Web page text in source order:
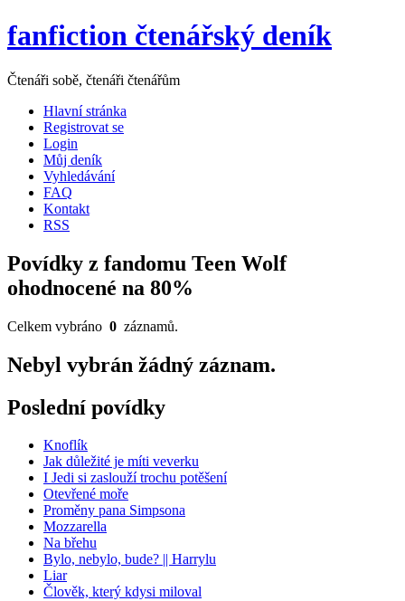
fanfiction čtenářský deník
Čtenáři sobě, čtenáři čtenářům
Hlavní stránka
Registrovat se
Login
Můj deník
Vyhledávání
FAQ
Kontakt
RSS
Povídky z fandomu Teen Wolf
ohodnocené na 80%
Celkem vybráno 0 záznamů.
Nebyl vybrán žádný záznam.
Poslední povídky
Knoflík
Jak důležité je míti veverku
I Jedi si zaslouží trochu potěšení
Otevřené moře
Proměny pana Simpsona
Mozzarella
Na břehu
Bylo, nebylo, bude? || Harrylu
Liar
Člověk, který kdysi miloval